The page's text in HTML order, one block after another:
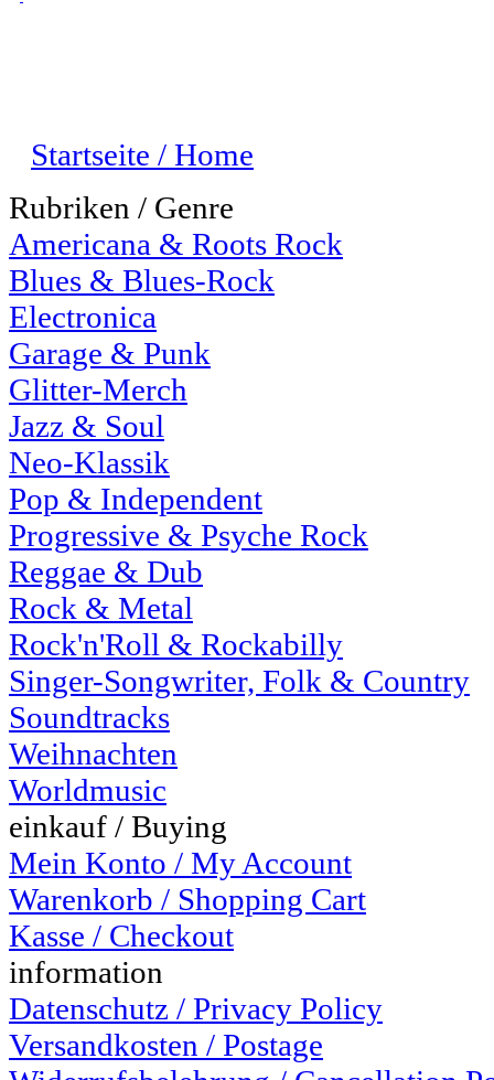
Startseite / Home
Rubriken / Genre
Americana & Roots Rock
Blues & Blues-Rock
Electronica
Garage & Punk
Glitter-Merch
Jazz & Soul
Neo-Klassik
Pop & Independent
Progressive & Psyche Rock
Reggae & Dub
Rock & Metal
Rock'n'Roll & Rockabilly
Singer-Songwriter, Folk & Country
Soundtracks
Weihnachten
Worldmusic
einkauf / Buying
Mein Konto / My Account
Warenkorb / Shopping Cart
Kasse / Checkout
information
Datenschutz / Privacy Policy
Versandkosten / Postage